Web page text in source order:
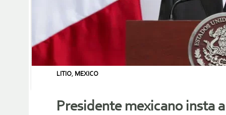
LITIO, MEXICO
Presidente mexicano insta